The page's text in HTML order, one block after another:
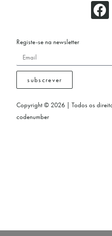
Registe-se na newsletter
subscrever
Copyright © 2026 | Todos os
codenumber